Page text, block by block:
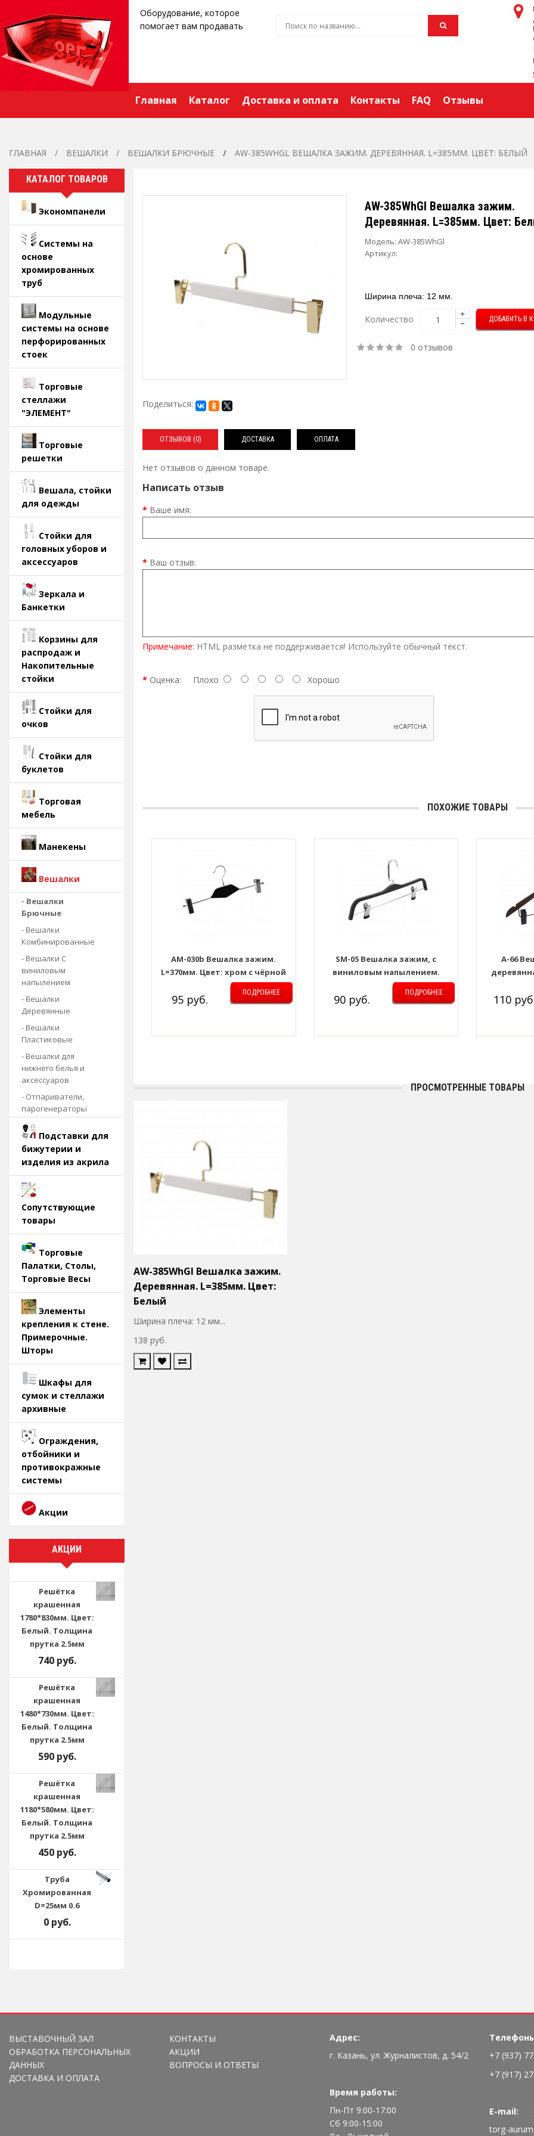
Оборудование, которое
помогает вам продавать
Главная Каталог Доставка и оплата Контакты FAQ Отзывы
ГЛАВНАЯ ВЕШАЛКИ ВЕШАЛКИ БРЮЧНЫЕ AW-385WHGL ВЕШАЛКА ЗАЖИМ. ДЕРЕВЯННАЯ. L=385ММ. ЦВЕТ: БЕЛЫЙ
КАТАЛОГ ТОВАРОВ
Экономпанели
Системы на
основе
хромированных
труб
Модульные
системы на основе
перфорированных
стоек
Торговые
стеллажи
"ЭЛЕМЕНТ"
Торговые
решетки
Вешала, стойки
для одежды
Стойки для
головных уборов и
аксессуаров
Зеркала и
Банкетки
Корзины для
распродаж и
Накопительные
стойки
Стойки для
очков
Стойки для
буклетов
Торговая
мебель
Манекены
Вешалки
- Вешалки
Брючные
- Вешалки
Комбинированные
- Вешалки С
виниловым
напылением
- Вешалки
Деревянные
- Вешалки
Пластиковые
- Вешалки для
нижнего белья и
аксессуаров
- Отпариватели,
парогенераторы
Подставки для
бижутерии и
изделия из акрила
Сопутствующие
товары
Торговые
Палатки, Столы,
Торговые Весы
Элементы
крепления к стене.
Примерочные.
Шторы
Шкафы для
сумок и стеллажи
архивные
Ограждения,
отбойники и
противокражные
системы
Акции
АКЦИИ
Решётка
крашенная
1780*830мм. Цвет:
Белый. Толщина
прутка 2.5мм
740 руб.
Решётка
крашенная
1480*730мм. Цвет:
Белый. Толщина
прутка 2.5мм
590 руб.
Решётка
крашенная
1180*580мм. Цвет:
Белый. Толщина
прутка 2.5мм
450 руб.
Труба
Хромированная
D=25мм 0.6
0 руб.
AW-385WhGl Вешалка зажим.
Деревянная. L=385мм. Цвет:
Модель: AW-385WhGl
Артикул:
Ширина плеча: 12 мм.
Количество
0 отзывов
Поделиться:
ОТЗЫВОВ (0) ДОСТАВКА ОПЛАТА
Нет отзывов о данном товаре.
Написать отзыв
Ваше имя:
Ваш отзыв:
Примечание: HTML разметка не поддерживается! Используйте обычный текст.
Оценка: Плохо Хорошо
ПОХОЖИЕ ТОВАРЫ
AM-030b Вешалка зажим.
L=370мм. Цвет: хром с чёрной
вставкой
95 руб. ПОДРОБНЕЕ
SM-05 Вешалка зажим, с
виниловым напылением.
L=380мм. Цвет: Чёрный-матовый
90 руб. ПОДРОБНЕЕ
A-66
L=440мм.
110
ПРОСМОТРЕННЫЕ ТОВАРЫ
AW-385WhGl Вешалка зажим.
Деревянная. L=385мм. Цвет:
Белый
Ширина плеча: 12 мм...
138 руб.
ВЫСТАВОЧНЫЙ ЗАЛ
ОБРАБОТКА ПЕРСОНАЛЬНЫХ
ДАННЫХ
ДОСТАВКА И ОПЛАТА
КОНТАКТЫ
АКЦИИ
ВОПРОСЫ И ОТВЕТЫ
Адрес:
г. Казань, ул. Журналистов, д. 54/2
Время работы:
Пн-Пт 9:00-17:00
Сб 9:00-15:00
+7 (937)
+7 (917)
E-mail:
torg-